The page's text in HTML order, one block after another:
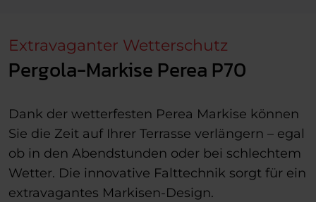
Extravaganter Wetterschutz
Pergola-Markise Perea P70
Dank der wetterfesten Perea Markise können
Sie die Zeit auf Ihrer Terrasse verlängern – egal
ob in den Abendstunden oder bei schlechtem
Wetter. Die innovative Falttechnik sorgt für ein
extravagantes Markisen-Design.